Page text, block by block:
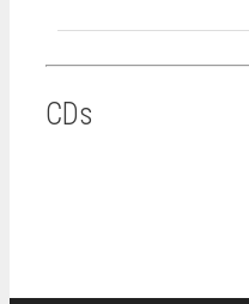
CDs